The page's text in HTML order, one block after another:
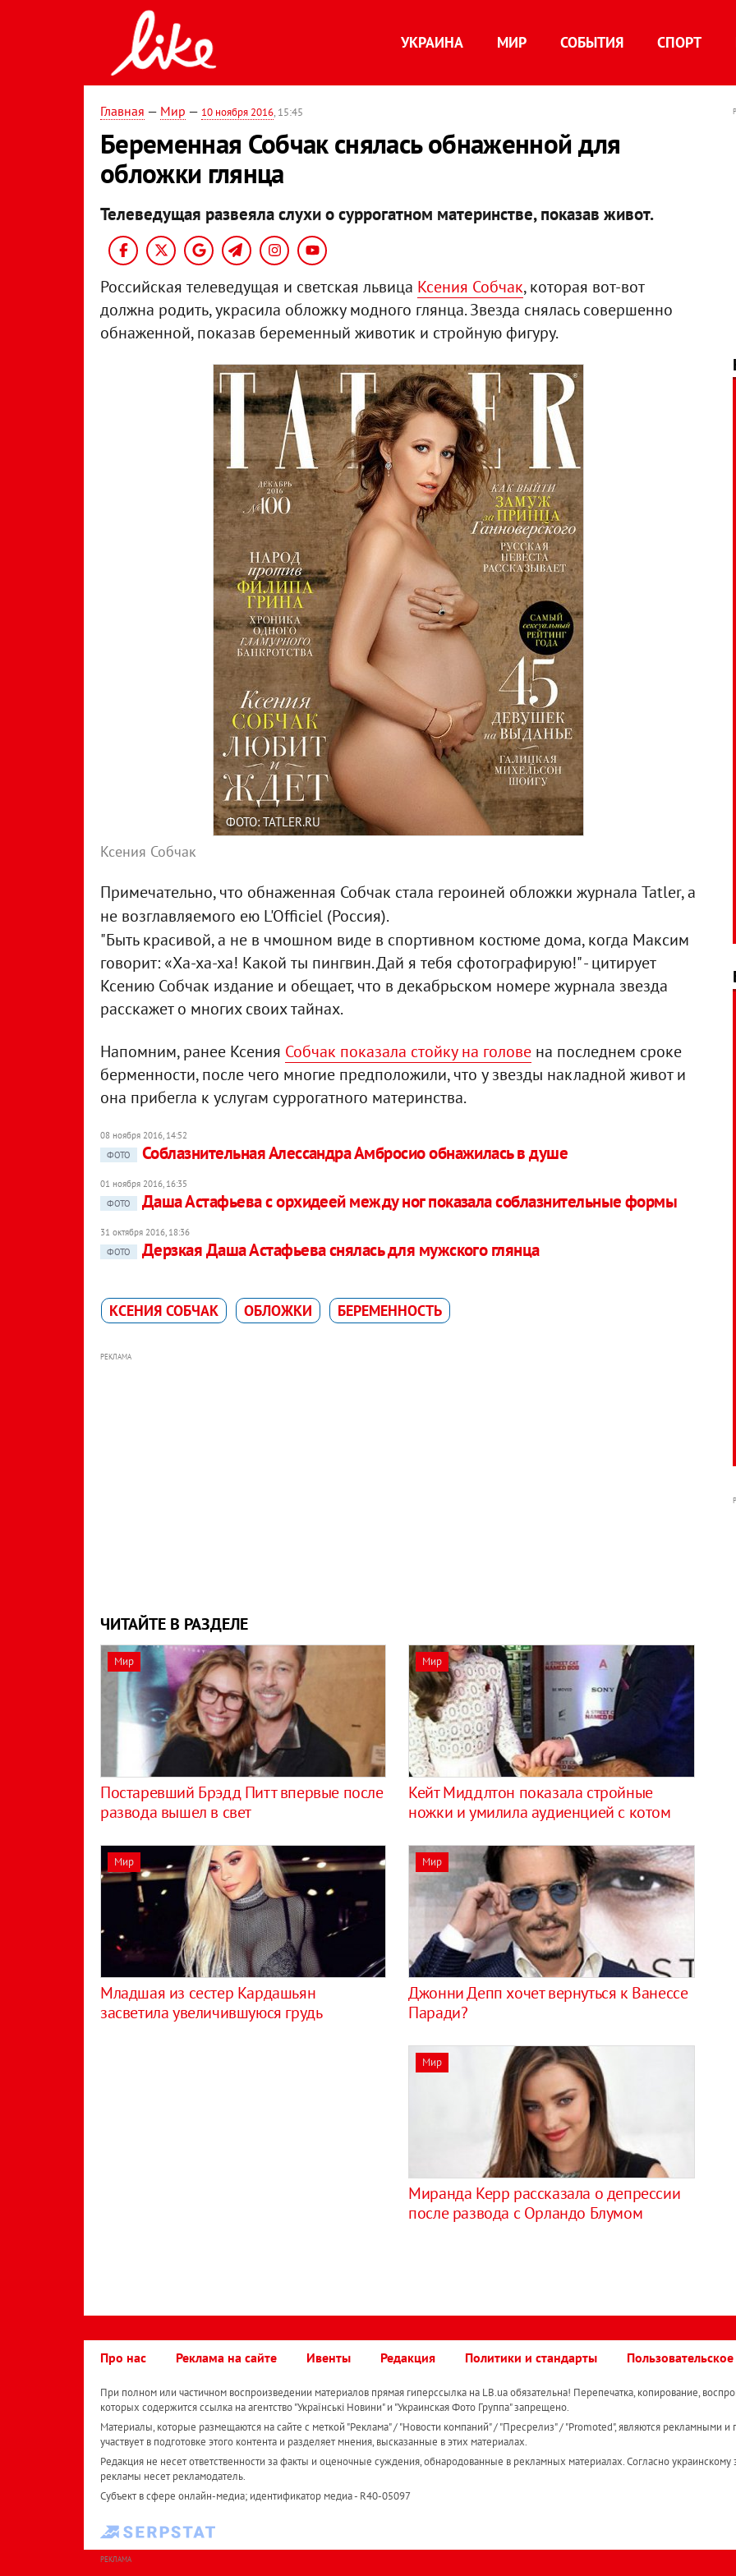
УКРАИНА МИР СОБЫТИЯ СПОРТ
Главная — Мир — 10 ноября 2016, 15:45
Беременная Собчак снялась обнаженной для
обложки глянца
Телеведущая развеяла слухи о суррогатном материнстве, показав живот.
Российская телеведущая и светская львица Ксения Собчак, которая вот-вот
должна родить, украсила обложку модного глянца. Звезда снялась совершенно
обнаженной, показав беременный животик и стройную фигуру.
ФОТО: TATLER.RU
Ксения Собчак
Примечательно, что обнаженная Собчак стала героиней обложки журнала Tatler, а
не возглавляемого ею L'Officiel (Россия).
"Быть красивой, а не в чмошном виде в спортивном костюме дома, когда Максим
говорит: «Ха-ха-ха! Какой ты пингвин. Дай я тебя сфотографирую!" - цитирует
Ксению Собчак издание и обещает, что в декабрьском номере журнала звезда
расскажет о многих своих тайнах.
Напомним, ранее Ксения Собчак показала стойку на голове на последнем сроке
берменности, после чего многие предположили, что у звезды накладной живот и
она прибегла к услугам суррогатного материнства.
08 ноября 2016, 14:52
ФОТО
Соблазнительная Алессандра Амбросио обнажилась в душе
01 ноября 2016, 16:35
ФОТО
Даша Астафьева с орхидеей между ног показала соблазнительные формы
31 октября 2016, 18:36
ФОТО
Дерзкая Даша Астафьева снялась для мужского глянца
КСЕНИЯ СОБЧАК ОБЛОЖКИ БЕРЕМЕННОСТЬ
РЕКЛАМА
ЧИТАЙТЕ В РАЗДЕЛЕ
Мир
Постаревший Брэдд Питт впервые после
развода вышел в свет
Мир
Кейт Миддлтон показала стройные
ножки и умилила аудиенцией с котом
Мир
Младшая из сестер Кардашьян
засветила увеличившуюся грудь
Мир
Джонни Депп хочет вернуться к Ванессе
Паради?
Мир
Миранда Керр рассказала о депрессии
после развода с Орландо Блумом
Про нас Реклама на сайте Ивенты Редакция Политики и стандарты
При полном или частичном воспроизведении материалов прямая гиперссылка на LB.ua обязательна! Перепечатка, копирование,
которых содержится ссылка на агентство "Українськi Новини" и "Украинская Фото Группа" запрещено.
Материалы, которые размещаются на сайте с меткой "Реклама" / "Новости компаний" / "Пресрелиз" / "Promoted", являются рекламными и
участвует в подготовке этого контента и разделяет мнения, высказанные в этих материалах.
Редакция не несет ответственности за факты и оценочные суждения, обнародованные в рекламных материалах. Согласно украинскому
рекламы несет рекламодатель.
Субъект в сфере онлайн-медиа; идентификатор медиа - R40-05097
РЕКЛАМА